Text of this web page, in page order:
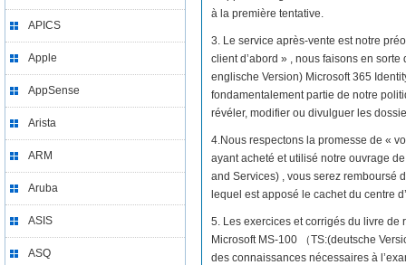
APICS
Apple
AppSense
Arista
ARM
Aruba
ASIS
ASQ
à la première tentative.
3. Le service après-vente est notre
client d’abord » , nous faisons en
englische Version) Microsoft 365
fondamentalement partie de notre
révéler, modifier ou divulguer les
4.Nous respectons la promesse de «
ayant acheté et utilisé notre ouvrage
and Services) , vous serez remboursé
lequel est apposé le cachet du centre
5. Les exercices et corrigés du livre de
Microsoft MS-100 （TS:(deutsche
des connaissances nécessaires à